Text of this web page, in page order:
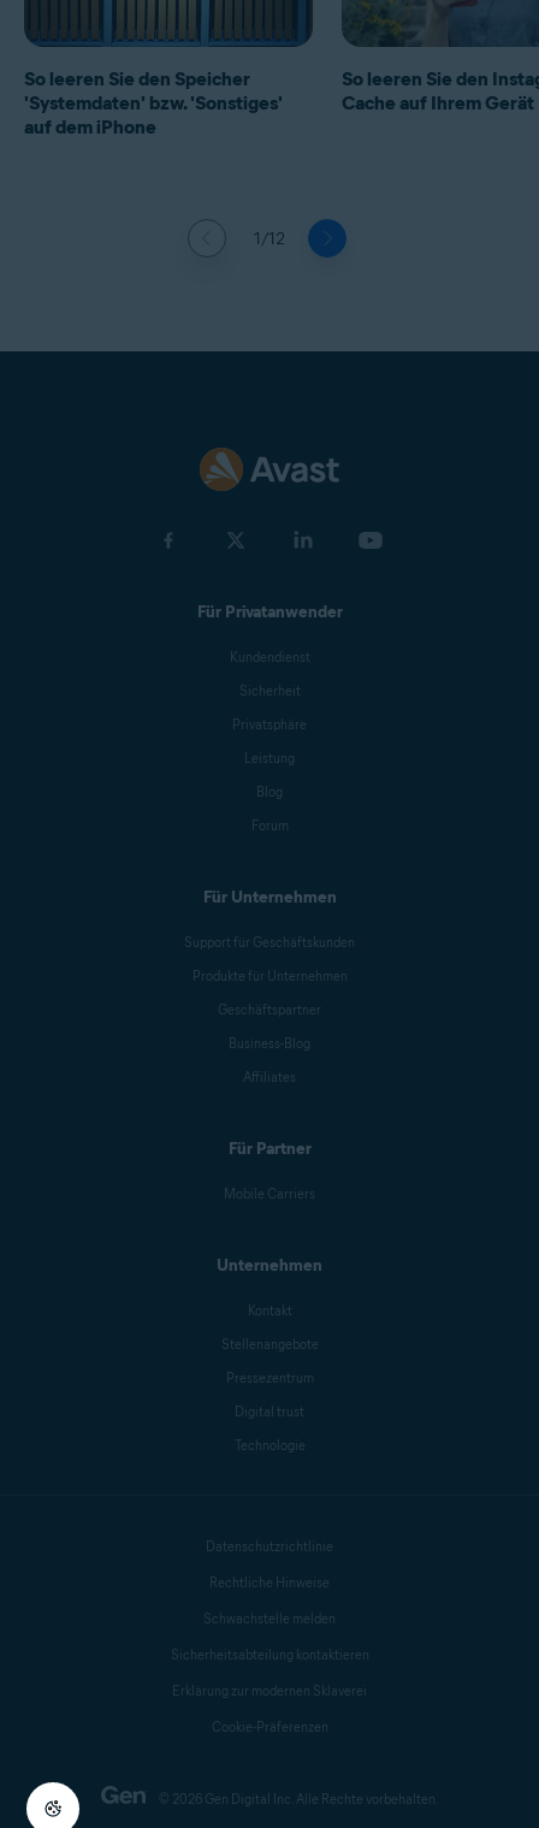
1/12
So leeren Sie den Speicher
'Systemdaten' bzw. 'Sonstiges'
auf dem iPhone
So leeren Sie den
Cache auf Ihrem Gerät
Für Privatanwender
Kundendienst
Sicherheit
Privatsphäre
Leistung
Blog
Forum
Für Unternehmen
Support für Geschäftskunden
Produkte für Unternehmen
Geschäftspartner
Business-Blog
Affiliates
Für Partner
Mobile Carriers
Unternehmen
Kontakt
Stellenangebote
Pressezentrum
Digital trust
Technologie
© 2026 Gen Digital Inc. Alle Rechte vorbehalten.
Datenschutzrichtlinie
Rechtliche Hinweise
Schwachstelle melden
Sicherheitsabteilung kontaktieren
Erklärung zur modernen Sklaverei
Cookie-Präferenzen